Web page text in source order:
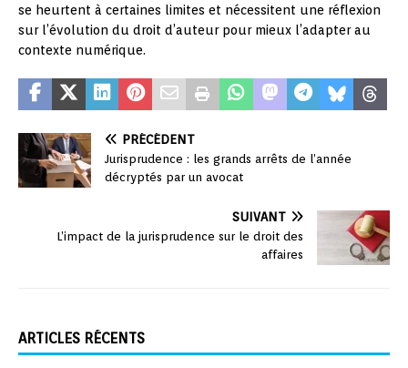
se heurtent à certaines limites et nécessitent une réflexion
sur l’évolution du droit d’auteur pour mieux l’adapter au
contexte numérique.
PRÉCÉDENT
Jurisprudence : les grands arrêts de l’année
décryptés par un avocat
SUIVANT
L’impact de la jurisprudence sur le droit des
affaires
ARTICLES RÉCENTS